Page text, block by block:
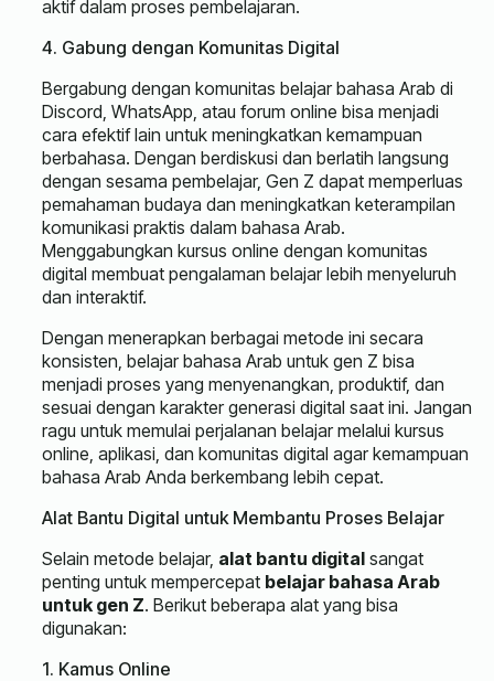
aktif dalam proses pembelajaran.
4. Gabung dengan Komunitas Digital
Bergabung dengan komunitas belajar bahasa Arab di
Discord, WhatsApp, atau forum online bisa menjadi
cara efektif lain untuk meningkatkan kemampuan
berbahasa. Dengan berdiskusi dan berlatih langsung
dengan sesama pembelajar, Gen Z dapat memperluas
pemahaman budaya dan meningkatkan keterampilan
komunikasi praktis dalam bahasa Arab.
Menggabungkan kursus online dengan komunitas
digital membuat pengalaman belajar lebih menyeluruh
dan interaktif.
Dengan menerapkan berbagai metode ini secara
konsisten, belajar bahasa Arab untuk gen Z bisa
menjadi proses yang menyenangkan, produktif, dan
sesuai dengan karakter generasi digital saat ini. Jangan
ragu untuk memulai perjalanan belajar melalui kursus
online, aplikasi, dan komunitas digital agar kemampuan
bahasa Arab Anda berkembang lebih cepat.
Alat Bantu Digital untuk Membantu Proses Belajar
Selain metode belajar, alat bantu digital sangat
penting untuk mempercepat belajar bahasa Arab
untuk gen Z. Berikut beberapa alat yang bisa
digunakan:
1. Kamus Online